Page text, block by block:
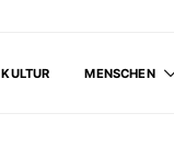
KULTUR MENSCHEN